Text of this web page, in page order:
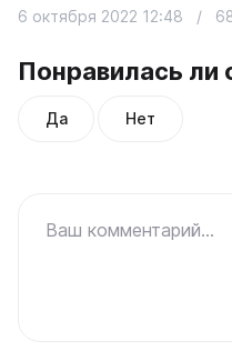
Понравилась ли
Да Нет
6 октября 2022 12:48 /
Ваш комментарий...